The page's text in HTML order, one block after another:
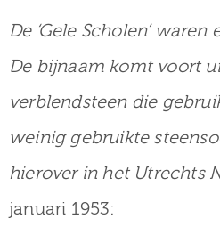
Collectie
De ‘Gele Scholen’
De bijnaam komt voort
verblendsteen die
weinig gebruikte
hierover in het Utrechts
januari 1953: